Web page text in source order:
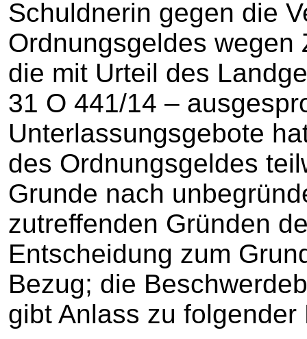
Schuldnerin gegen die
Ordnungsgeldes wegen
die mit Urteil des
31 O 441/14 –
Unterlassungsgebote
des Ordnungsgeldes
Grunde nach
zutreffenden Gründen
Entscheidung zum
Bezug; die
gibt Anlass zu folgender